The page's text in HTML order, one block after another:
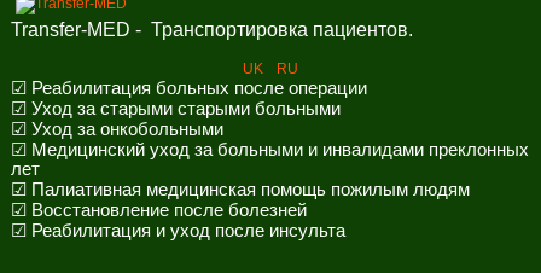
Transfer-MED - Транспортировка пациентов.
UK RU
☑ Реабилитация больных после операции
☑ Уход за старыми старыми больными
☑ Уход за онкобольными
☑ Медицинский уход за больными и инвалидами преклонных
лет
☑ Палиативная медицинская помощь пожилым людям
☑ Восстановление после болезней
☑ Реабилитация и уход после инсульта